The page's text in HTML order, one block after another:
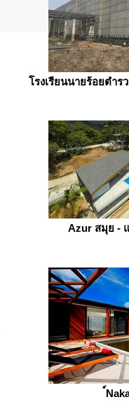
โรงเรียนนายร้อยตำ
Azur สมุย -